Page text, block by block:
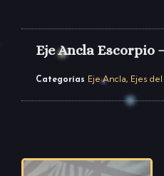
Eje Ancla Escorpio
Categorías Eje Ancla, Ejes